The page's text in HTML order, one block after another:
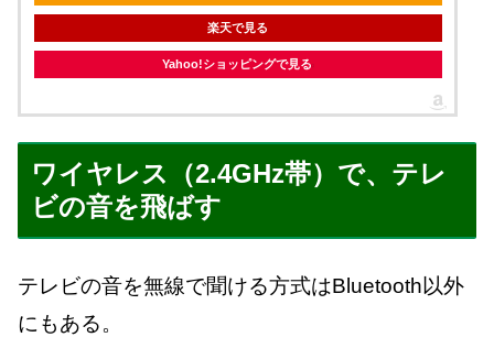
楽天で見る
Yahoo!ショッピングで見る
ワイヤレス（2.4GHz帯）で、テレ
ビの音を飛ばす
テレビの音を無線で聞ける方式はBluetooth以外
にもある。